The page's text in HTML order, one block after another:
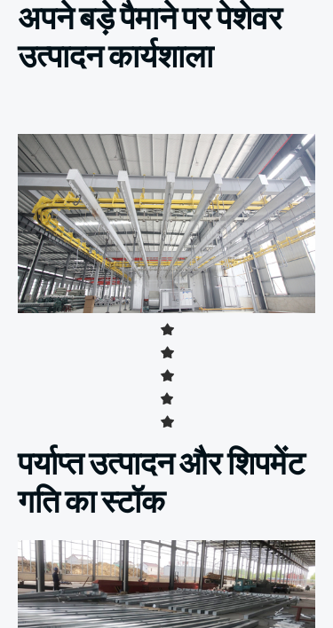
अपने बड़े पैमाने पर पेशेवर
उत्पादन कार्यशाला
पर्याप्त उत्पादन और शिपमेंट
गति का स्टॉक